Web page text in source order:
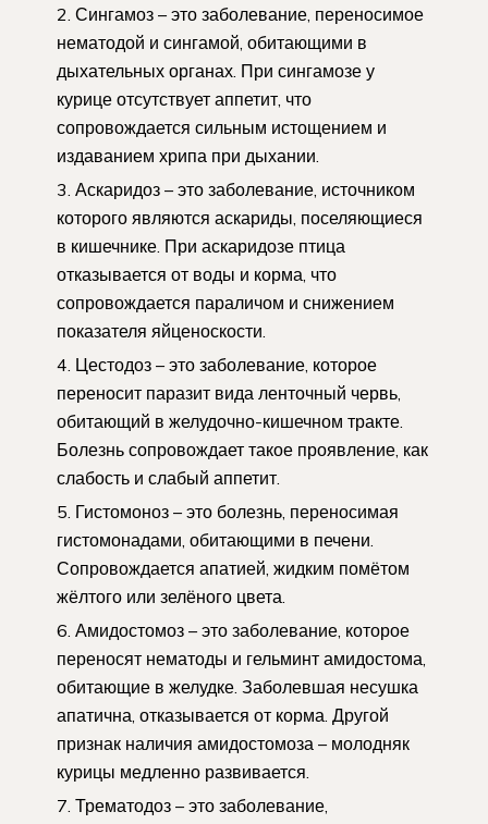
Сингамоз – это заболевание, переносимое
нематодой и сингамой, обитающими в
дыхательных органах. При сингамозе у
курице отсутствует аппетит, что
сопровождается сильным истощением и
издаванием хрипа при дыхании.
Аскаридоз – это заболевание, источником
которого являются аскариды, поселяющиеся
в кишечнике. При аскаридозе птица
отказывается от воды и корма, что
сопровождается параличом и снижением
показателя яйценоскости.
Цестодоз – это заболевание, которое
переносит паразит вида ленточный червь,
обитающий в желудочно-кишечном тракте.
Болезнь сопровождает такое проявление, как
слабость и слабый аппетит.
Гистомоноз – это болезнь, переносимая
гистомонадами, обитающими в печени.
Сопровождается апатией, жидким помётом
жёлтого или зелёного цвета.
Амидостомоз – это заболевание, которое
переносят нематоды и гельминт амидостома,
обитающие в желудке. Заболевшая несушка
апатична, отказывается от корма. Другой
признак наличия амидостомоза – молодняк
курицы медленно развивается.
Трематодоз – это заболевание,